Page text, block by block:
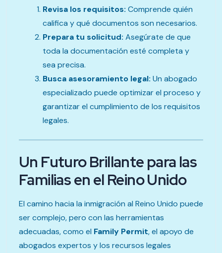
Revisa los requisitos: Comprende quién
califica y qué documentos son necesarios.
Prepara tu solicitud: Asegúrate de que
toda la documentación esté completa y
sea precisa.
Busca asesoramiento legal: Un abogado
especializado puede optimizar el proceso y
garantizar el cumplimiento de los requisitos
legales.
Un Futuro Brillante para las
Familias en el Reino Unido
El camino hacia la inmigración al Reino Unido puede
ser complejo, pero con las herramientas
adecuadas, como el Family Permit, el apoyo de
abogados expertos y los recursos legales